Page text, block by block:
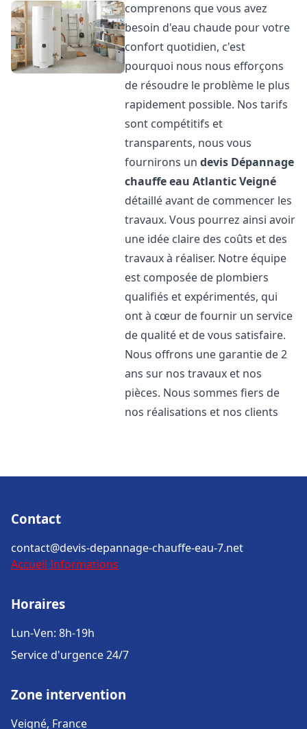
comprenons que vous avez
besoin d'eau chaude pour votre
confort quotidien, c'est
pourquoi nous nous efforçons
de résoudre le problème le plus
rapidement possible. Nos tarifs
sont compétitifs et
transparents, nous vous
fournirons undevis Dépannage
chauffe eau AtlanticVeigné
détaillé avant de commencer les
travaux. Vous pourrez ainsi avoir
une idée claire des coûts et des
travaux à réaliser. Notre équipe
est composée de plombiers
qualifiés et expérimentés, qui
ont à cœur de fournir un service
de qualité et de vous satisfaire.
Nous offrons une garantie de 2
ans sur nos travaux et nos
pièces. Nous sommes fiers de
nos réalisations et nos clients
Contact
contact@devis-depannage-chauffe-eau-7.net
Accueil Informations
Horaires
Lun-Ven: 8h-19h
Service d'urgence 24/7
Zone intervention
Veigné, France